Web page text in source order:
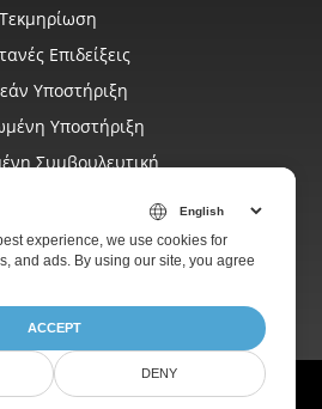
Τεκμηρίωση
Επιδείξεις
Υποστήριξη
Υποστήριξη
Συμβουλευτική
Ιστοσελίδες
Σχετικά
2026.Όλα τα δικαιώματα διατηρούνται.
experience, we use cookies for
and ads. By using our site, you agree
ACCEPT
DENY